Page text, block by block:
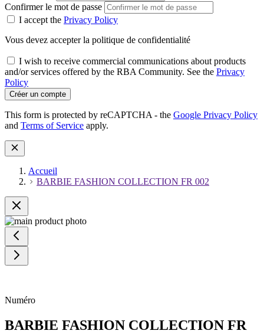
Confirmer le mot de passe
I accept the Privacy Policy
Vous devez accepter la politique de confidentialité
I wish to receive commercial communications about products
and/or services offered by the RBA Community. See the Privacy
Policy
Créer un compte
This form is protected by reCAPTCHA - the Google Privacy Policy
and Terms of Service apply.
Accueil
BARBIE FASHION COLLECTION FR 002
Numéro
BARBIE FASHION COLLECTION FR